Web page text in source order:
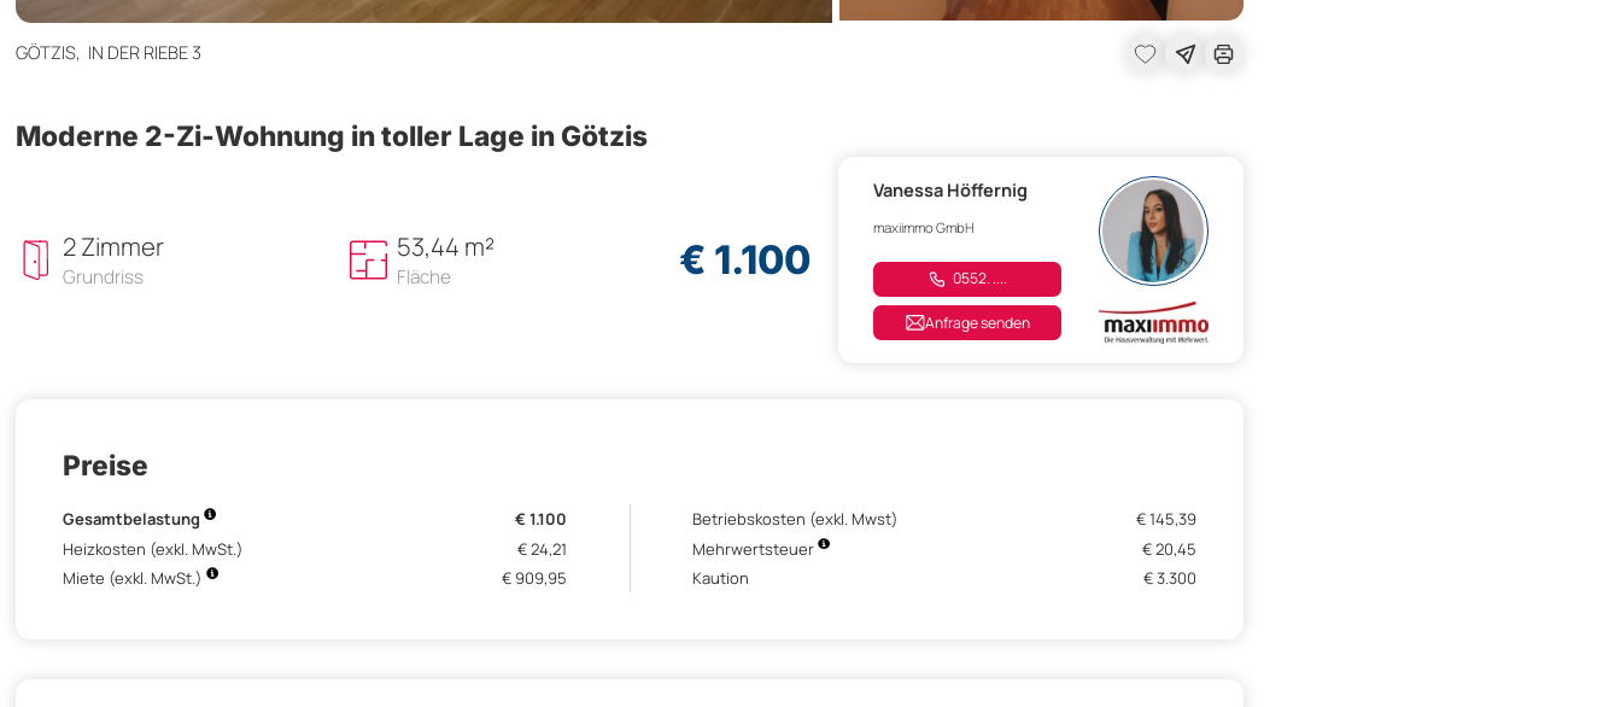
GÖTZIS, IN DER RIEBE 3
Moderne 2-Zi-Wohnung in toller Lage in Götzis
2 Zimmer
Grundriss
53,44 m²
Fläche € 1.100
Vanessa Höffernig
maxiimmo GmbH
0552. ....
Anfrage senden
Preise
Gesamtbelastung € 1.100 Betriebskosten (exkl. Mwst)
€ 145,39
Heizkosten (exkl. MwSt.)
€ 24,21 Mehrwertsteuer
€ 20,45
Miete (exkl. MwSt.)
€ 909,95 Kaution € 3.300